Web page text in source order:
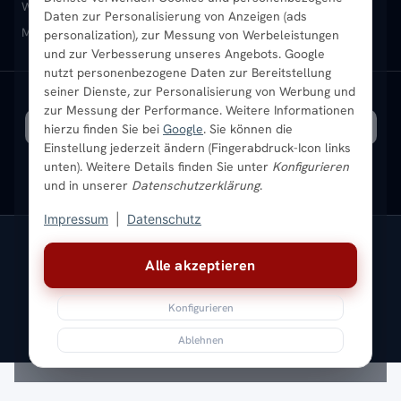
Alle akzeptieren
Konfigurieren
Ablehnen
Daten zur Personalisierung von Anzeigen (ads
personalization), zur Messung von Werbeleistungen
und zur Verbesserung unseres Angebots. Google
nutzt personenbezogene Daten zur Bereitstellung
seiner Dienste, zur Personalisierung von Werbung und
zur Messung der Performance. Weitere Informationen
hierzu finden Sie bei Google. Sie können die
Einstellung jederzeit ändern (Fingerabdruck-Icon links
unten). Weitere Details finden Sie unter Konfigurieren
und in unserer Datenschutzerklärung.
Impressum Datenschutz
Heizkörper-Zubehör
Montageservice vor Ort
Sendung verfolgen
Karriere
Ratgeber
Bestpreisgarantie
Newsletter
Aktuelle Angebote
Wandheizkörper Wohnraum-Heizkörper Badheizkörper Schwarz
Mischbetrieb-HeizkörperHeizkörper-ZubehörAktuelle Angebote
SICHERE ZAHLUNG VERSAND MIT
* Alle Preise inkl. gesetzlicher USt. |Kostenloser Versand
Impressum AGBWiderrufsbelehrung
Versandkosten
BatteriegesetzSitemap